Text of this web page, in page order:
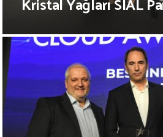
Kristal Yağları SIAL